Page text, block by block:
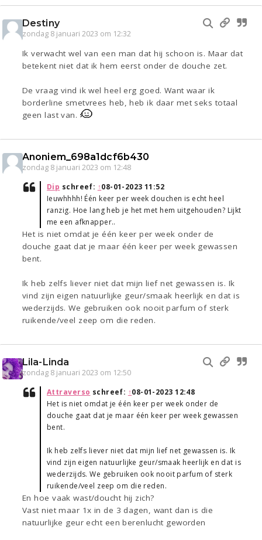
Destiny
zondag 8 januari 2023 om 12:32
Ik verwacht wel van een man dat hij schoon is. Maar dat
betekent niet dat ik hem eerst onder de douche zet.
De vraag vind ik wel heel erg goed. Want waar ik
borderline smetvrees heb, heb ik daar met seks totaal
geen last van.
Anoniem_698a1dcf6b430
zondag 8 januari 2023 om 12:48
Dip schreef: ↑08-01-2023 11:52
Ieuwhhhh! Één keer per week douchen is echt heel
ranzig. Hoe lang heb je het met hem uitgehouden? Lijkt
me een afknapper..
Het is niet omdat je één keer per week onder de
douche gaat dat je maar één keer per week gewassen
bent.
Ik heb zelfs liever niet dat mijn lief net gewassen is. Ik
vind zijn eigen natuurlijke geur/smaak heerlijk en dat is
wederzijds. We gebruiken ook nooit parfum of sterk
ruikende/veel zeep om die reden.
Lila-Linda
zondag 8 januari 2023 om 12:50
Attraverso schreef: ↑08-01-2023 12:48
Het is niet omdat je één keer per week onder de
douche gaat dat je maar één keer per week gewassen
bent.
Ik heb zelfs liever niet dat mijn lief net gewassen is. Ik
vind zijn eigen natuurlijke geur/smaak heerlijk en dat is
wederzijds. We gebruiken ook nooit parfum of sterk
ruikende/veel zeep om die reden.
En hoe vaak wast/doucht hij zich?
Vast niet maar 1x in de 3 dagen, want dan is die
natuurlijke geur echt een berenlucht geworden